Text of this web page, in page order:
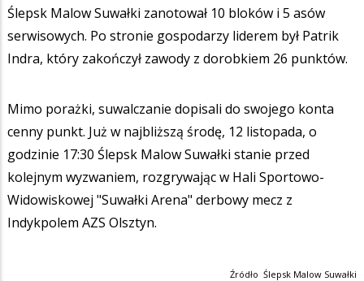
Ślepsk Malow Suwałki zanotował 10 bloków i 5 asów
serwisowych. Po stronie gospodarzy liderem był Patrik
Indra, który zakończył zawody z dorobkiem 26 punktów.
Mimo porażki, suwalczanie dopisali do swojego konta
cenny punkt. Już w najbliższą środę, 12 listopada, o
godzinie 17:30 Ślepsk Malow Suwałki stanie przed
kolejnym wyzwaniem, rozgrywając w Hali Sportowo-
Widowiskowej "Suwałki Arena" derbowy mecz z
Indykpolem AZS Olsztyn.
Źródło Ślepsk Malow Suwałki